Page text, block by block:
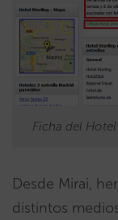
Ficha del
Desde Mirai,
distintos